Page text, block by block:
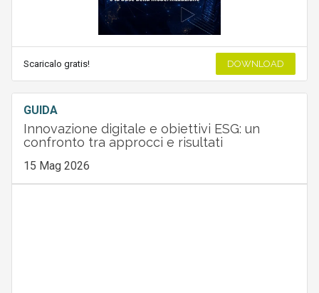
Scaricalo gratis! DOWNLOAD
GUIDA
Innovazione digitale e obiettivi ESG: un
confronto tra approcci e risultati
15 Mag 2026